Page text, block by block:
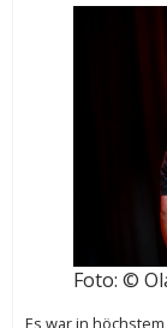
Foto: ©
Es war in